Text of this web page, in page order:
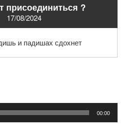
присоединиться ?
17/08/2024
и падишах сдохнет
00:00